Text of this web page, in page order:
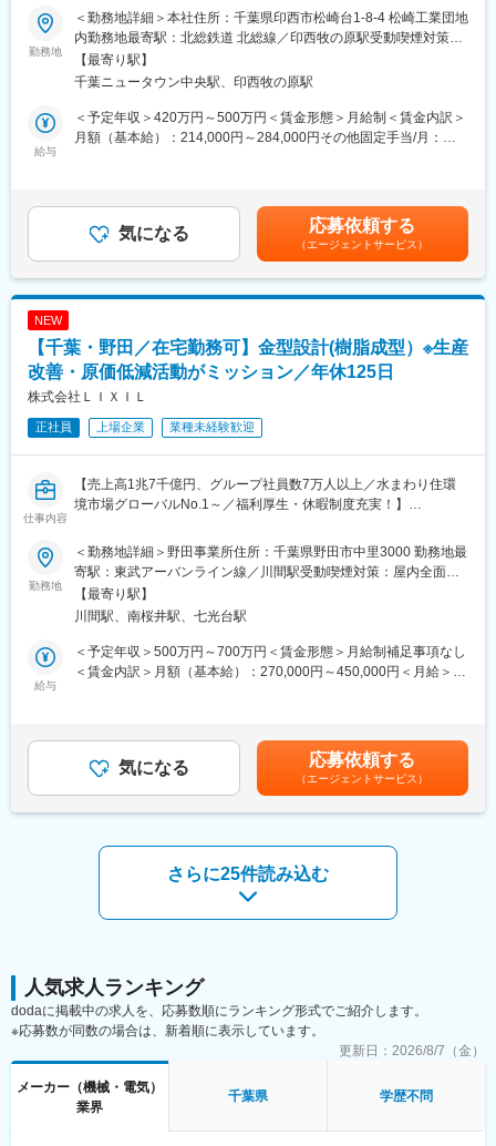
体系的に深められる
・個人依存にしない運用設計や標準化に取り組める
■キャリアパス
ERP改修やアプリ開発、将来的な自動化・可視化の推進など、業
務理解を活かした役割拡張が可能です。
100％出資日本法人として1976年に設立致しました。産業用スプ
レーノズルにおいては世界・日本ともにトップシェアを誇る、ニ
非常によく、定着率の高い長期的に働けるイメージをもてます。
変更の範囲：会社の定める業務
自動車用検査機器（車検機器）および関連サービス部品を扱う当
社にて、在庫管理・受発注業務の実務全般 をお任せします。入社
後は、製品の受注処理から部品の在庫管理・出荷対応まで当社の
製品供給を支える重要なポジションにて活躍いただきます。
■業務内容：
本ポジションでは、製品の受注対応（約50%） とサービス部品の
在庫・発送業務（約50%） を中心に担当いただきます。
・売上管理（受注データ入力、売上計上処理）
・納期連絡（社内調整・顧客対応）
・EDIシステムを使用した受注処理
・部品の受注業務（注文受付～手配）
・発注業務（不足部材の仕入れ対応）
・部品収集（倉庫からのピッキング）
30代～60代までが在籍しており、中途入社の方も活躍しておりま
す。
■教育体制：
先輩社員のもとOJT研修にてできる業務から少しずつお任せして
いきます。業務の幅を少しずつ広げていただき、半年ほどでひと
り立ちいただくことを想定しております。
■就業環境の魅力：
・工場内空調完備、作業服無償支給、ロッカールームあり。
■会社・求人の魅力：
・他部署とコミュニケーションをとり、連携しながら様々な業務
きる環境です。
・年間休日124日で平均残業月10時間未満と非常に働きやすい環
境です。直近3か年業績も20億円前後で安定している業界トップ
クラスメーカーだからこその働き方です。（車検を行わない車は
勤務地
＜勤務地詳細＞本社住所：千葉県印西市松崎台1-8-4 松崎工業団地
内勤務地最寄駅：北総鉄道 北総線／印西牧の原駅受動喫煙対策：
屋内全面禁煙変更の範囲：無
【最寄り駅】
千葉ニュータウン中央駅、印西牧の原駅
給与
＜予定年収＞420万円～500万円＜賃金形態＞月給制＜賃金内訳＞
月額（基本給）：214,000円～284,000円その他固定手当/月：
■昇給：有■賞与：有／年２回、計5.0カ月（前年実績）■モデル年
収：25歳入社5年目：年収400万（賞与・各種手当含む）45歳入社
21年目：年収650万（賞与・各種手当含む）賃金はあくまでも目
安の金額であり、選考を通じて上下する可能性があります。月給
(月額)は固定手当を含めた表記です。
気になる 応募依頼する
（エージェントサービス）
NEW
【千葉・野田／在宅勤務可】金型設計(樹脂成型）※生産
改善・原価低減活動がミッション／年休125日
株式会社ＬＩＸＩＬ
正社員 上場企業 業種未経験歓迎
仕事内容
【売上高1兆7千億円、グループ社員数7万人以上／水まわり住環
境市場グローバルNo.1～／福利厚生・休暇制度充実！】
■業務内容：
今後ますますニーズが増す樹脂製品に対し、技術革新を実施し、
世界拠点で安く効率的に供給できる体制を構築することがミッシ
ョンとなります。
・樹脂押出金型設計に関する改善業務
・樹脂原料or設備に関する改善業務
・樹脂部門の原価低減の推進
・新技術開発、既存技術展開並びに人材育成
持ちます。
★業務の進め方について：
（3） 必要な準備をする：リモート
（4） 施策・実験：ラボor 工場
（5） （4）で予定通りのものができたら関係部署を集めて社内申
（6） 計画通り量産できるまで立ち合い：生産拠点（工場）
でこちらに出社します。
■働く環境：
・生産本部 樹脂技術部は15名で構成されております。
・20代～50代まで幅広く在籍しており、フラットで風通しのよい
雰囲気です。
・（業務状況に拠るが）平均残業は15h程度であり、リモートメ
勤務地
＜勤務地詳細＞野田事業所住所：千葉県野田市中里3000 勤務地最
寄駅：東武アーバンライン線／川間駅受動喫煙対策：屋内全面禁
煙変更の範囲：会社の定める事業所（リモートワーク含む）
【最寄り駅】
川間駅、南桜井駅、七光台駅
給与
＜予定年収＞500万円～700万円＜賃金形態＞月給制補足事項なし
＜賃金内訳＞月額（基本給）：270,000円～450,000円＜月給＞
であり、選考を通じて上下する可能性があります。月給(月額)は固
定手当を含めた表記です。
気になる 応募依頼する
（エージェントサービス）
さらに25件読み込む
人気求人ランキング
dodaに掲載中の求人を、応募数順にランキング形式でご紹介します。
※応募数が同数の場合は、新着順に表示しています。
更新日： 2026/8/7（金）
メーカー（機械・電気）
業界
千葉県 学歴不問